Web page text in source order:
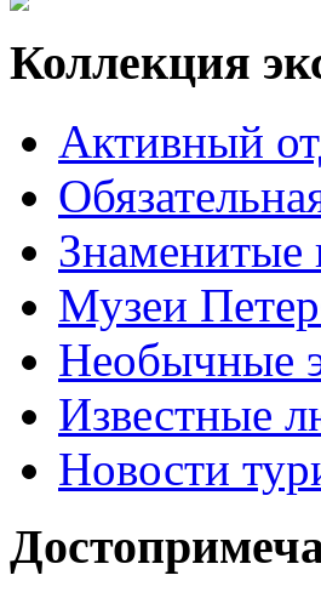
Коллекция
Активный
Знаменитые
Музеи
Необычные
Известные
Новости